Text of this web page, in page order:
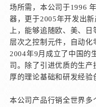
场所需，本公司于1996
器，更于2005年开发出
上，能够追随欧、美、
层次之控制元件，自动
2004年9月成立了中国的
司。除了引进优质的生
厚的理论基础和研发经验
本公司产品行销全世界多